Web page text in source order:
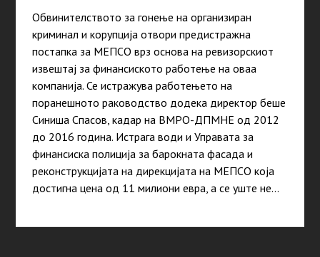
Обвинителството за гонење на организиран
криминал и корупција отвори предистражна
постапка за МЕПСО врз основа на ревизорскиот
извештај за финансиското работење на оваа
компанија. Се истражува работењето на
поранешното раководство додека директор беше
Синиша Спасов, кадар на ВМРО-ДПМНЕ од 2012
до 2016 година. Истрага води и Управата за
финансиска полиција за барокната фасада и
реконструкцијата на дирекцијата на МЕПСО која
достигна цена од 11 милиони евра, а се уште не…